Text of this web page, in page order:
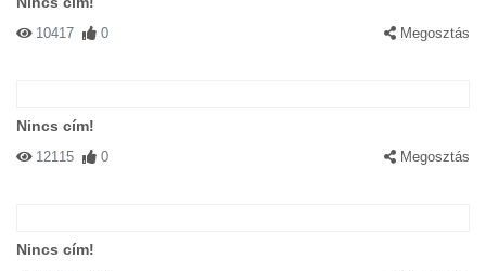
10417 0 Megosztás
Nincs cím!
12115 0 Megosztás
Nincs cím!